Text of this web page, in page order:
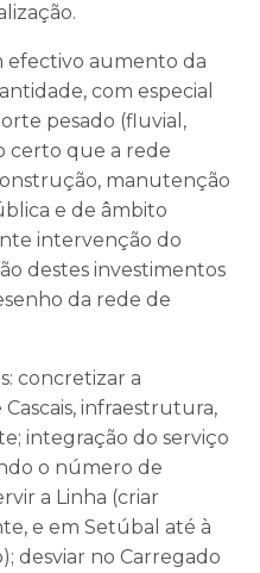
efectivo aumento da
com especial
pesado (fluvial,
certo que a rede
manutenção
e de âmbito
intervenção do
destes investimentos
da rede de
concretizar a
infraestrutura,
integração do serviço
o número de
a Linha (criar
e em Setúbal até à
desviar no Carregado